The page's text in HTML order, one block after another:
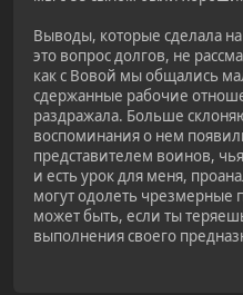
Выводы, которые сделала
это вопрос долгов, не
как с Вовой мы общались
сдержанные рабочие
раздражала. Больше
воспоминания о нем
представителем воинов,
и есть урок для меня,
могут одолеть чрезмерные
может быть, если ты
выполнения своего